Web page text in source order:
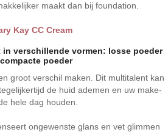
maakt dan bij foundation.
Kay CC Cream
in verschillende vormen: losse poeder
poeder
groot verschil maken. Dit multitalent kan
de huid ademen en uw make-
hele dag houden.
ongewenste glans en vet glimmen